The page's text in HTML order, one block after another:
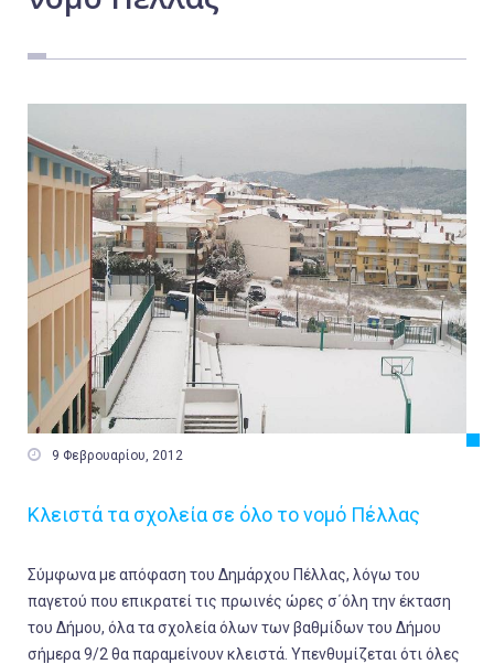
 9 Φεβρουαρίου, 2012
Κλειστά τα σχολεία σε όλο το νομό Πέλλας
Σύμφωνα με απόφαση του Δημάρχου Πέλλας, λόγω του
παγετού που επικρατεί τις πρωινές ώρες σ΄όλη την έκταση
του Δήμου, όλα τα σχολεία όλων των βαθμίδων του Δήμου
σήμερα 9/2 θα παραμείνουν κλειστά. Υπενθυμίζεται ότι όλες
Ελλάδα
Αγροτικά
Οικονομία
Πολιτική
Αθλητικά
Αστυνομικό Δελτίο